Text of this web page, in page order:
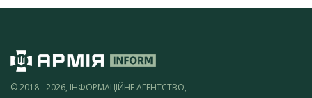
© 2018 - 2026, ІНФОРМАЦІЙНЕ АГЕНТСТВО,